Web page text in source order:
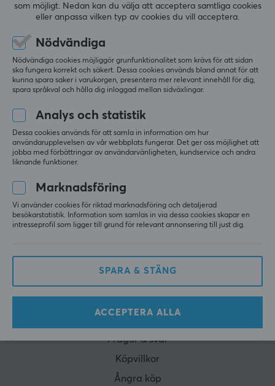
Nyhetsbrev för gamers
Mer än 400 000 gamers prenumererar idag på vårt
erbjudanden samt mycket mer!
PRENUMERERA
KUNDSERVICE
Frågor & svar
Köpvillkor
Ångra köp
som möjligt. Nedan kan du välja att acceptera samtliga cookies
eller anpassa vilken typ av cookies du vill acceptera.
Nödvändiga
Nödvändiga cookies möjliggör grunfunktionalitet som krävs för att sidan
ska fungera korrekt och säkert. Dessa cookies används bland annat för att
kunna spara saker i varukorgen, presentera mer relevant innehåll för dig,
spara språkval och hålla dig inloggad mellan sidväxlingar.
Analys och statistik
Dessa cookies används för att samla in information om hur
användarupplevelsen av vår webbplats fungerar. Det ger oss möjlighet att
jobba med förbättringar av användarvänligheten, kundservice och andra
liknande funktioner.
Marknadsföring
Vi använder cookies för riktad marknadsföring och detaljerad
besökarstatistik. Information som samlas in via dessa cookies skapar en
intresseprofil som ligger till grund för relevant annonsering till just dig.
SPARA & STÄNG
ACCEPTERA ALLA